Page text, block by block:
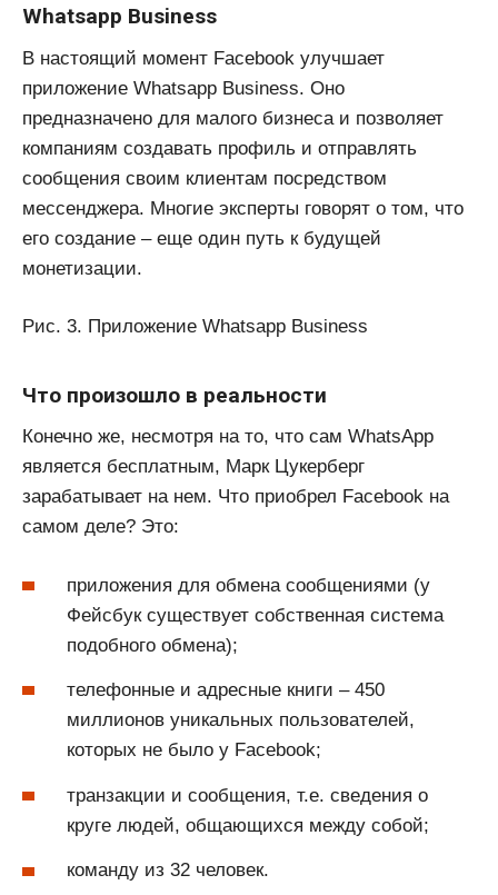
Whatsapp Business
В настоящий момент Facebook улучшает
приложение Whatsapp Business. Оно
предназначено для малого бизнеса и позволяет
компаниям создавать профиль и отправлять
сообщения своим клиентам посредством
мессенджера. Многие эксперты говорят о том, что
его создание – еще один путь к будущей
монетизации.
Рис. 3. Приложение Whatsapp Business
Что произошло в реальности
Конечно же, несмотря на то, что сам WhatsApp
является бесплатным, Марк Цукерберг
зарабатывает на нем. Что приобрел Facebook на
самом деле? Это:
приложения для обмена сообщениями (у
Фейсбук существует собственная система
подобного обмена);
телефонные и адресные книги – 450
миллионов уникальных пользователей,
которых не было у Facebook;
транзакции и сообщения, т.е. сведения о
круге людей, общающихся между собой;
команду из 32 человек.